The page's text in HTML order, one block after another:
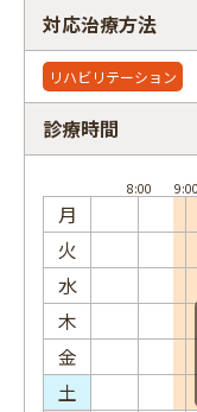
対応治療方法
リハビリテーション
診療時間
月
火
水
木
金
土